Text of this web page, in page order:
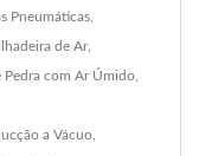
Pneumáticas
de Ar,
Pedra com Ar Úmido
a Vácuo